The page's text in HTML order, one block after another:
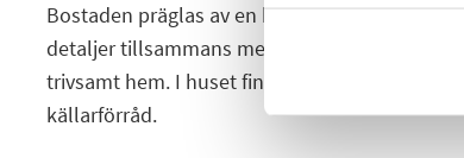
Bostaden präglas av en harmonisk och
detaljer tillsammans med den stilrena
trivsamt hem. I huset finns dessutom
källarförråd.